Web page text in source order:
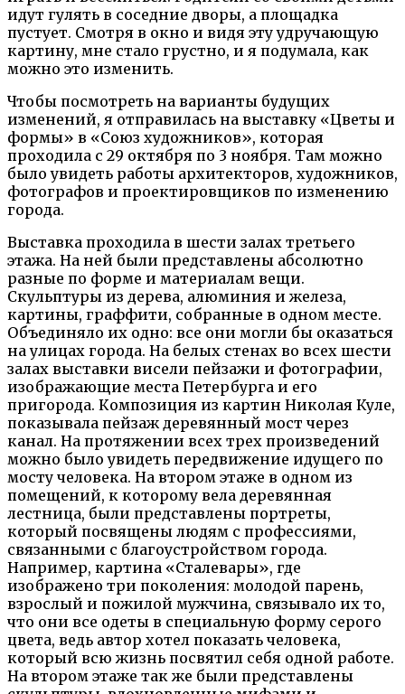
идут гулять в соседние дворы, а площадка
пустует. Смотря в окно и видя эту удручающую
картину, мне стало грустно, и я подумала, как
можно это изменить.
Чтобы посмотреть на варианты будущих
изменений, я отправилась на выставку «Цветы и
формы» в «Союз художников», которая
проходила с 29 октября по 3 ноября. Там можно
было увидеть работы архитекторов, художников,
фотографов и проектировщиков по изменению
города.
Выставка проходила в шести залах третьего
этажа. На ней были представлены абсолютно
разные по форме и материалам вещи.
Скульптуры из дерева, алюминия и железа,
картины, граффити, собранные в одном месте.
Объединяло их одно: все они могли бы оказаться
на улицах города. На белых стенах во всех шести
залах выставки висели пейзажи и фотографии,
изображающие места Петербурга и его
пригорода. Композиция из картин Николая Куле,
показывала пейзаж деревянный мост через
канал. На протяжении всех трех произведений
можно было увидеть передвижение идущего по
мосту человека. На втором этаже в одном из
помещений, к которому вела деревянная
лестница, были представлены портреты,
который посвящены людям с профессиями,
связанными с благоустройством города.
Например, картина «Сталевары», где
изображено три поколения: молодой парень,
взрослый и пожилой мужчина, связывало их то,
что они все одеты в специальную форму серого
цвета, ведь автор хотел показать человека,
который всю жизнь посвятил себя одной работе.
На втором этаже так же были представлены